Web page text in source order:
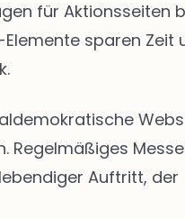
für Aktionsseiten
sparen Zeit
Regelmäßiges
Auftritt, der